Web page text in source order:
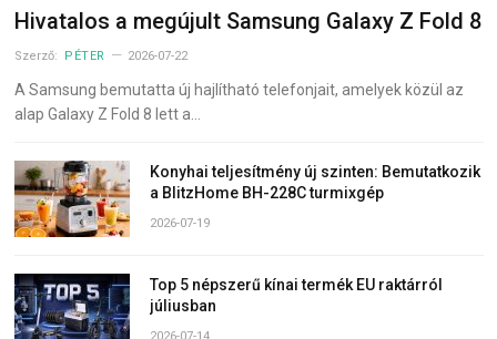
Hivatalos a megújult Samsung Galaxy Z Fold 8
Szerző: PÉTER 2026-07-22
A Samsung bemutatta új hajlítható telefonjait, amelyek közül az
alap Galaxy Z Fold 8 lett a…
Konyhai teljesítmény új szinten: Bemutatkozik
a BlitzHome BH-228C turmixgép
2026-07-19
Top 5 népszerű kínai termék EU raktárról
júliusban